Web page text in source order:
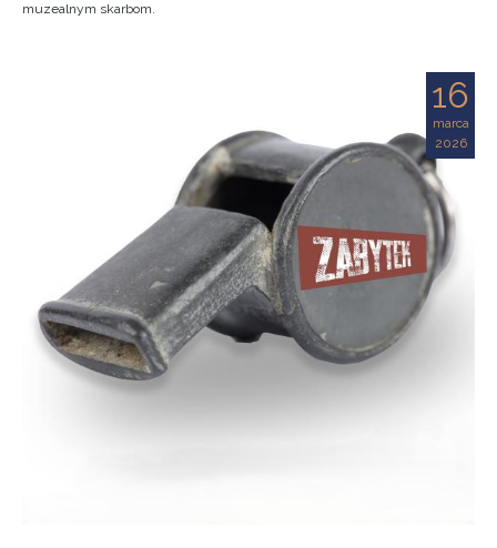
muzealnym skarbom.
16
marca
2026